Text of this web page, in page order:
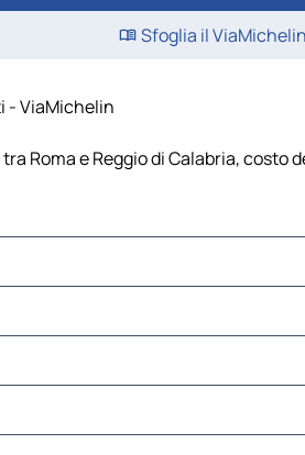
Sfoglia il
- ViaMichelin
Roma e Reggio di Calabria,